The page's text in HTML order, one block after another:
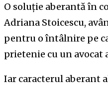
O soluție aberantă în
Adriana Stoicescu,
pentru o întâlnire pe
prietenie cu un avocat
Iar caracterul aberant